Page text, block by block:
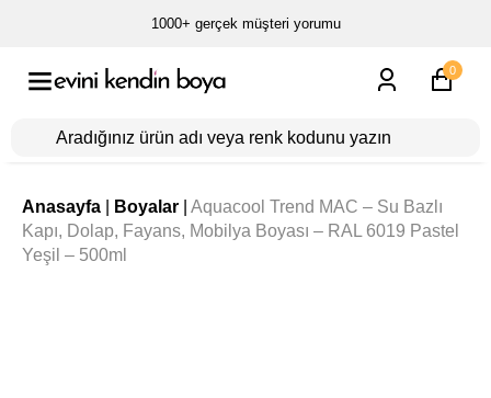
1000+ gerçek müşteri yorumu
0
Anasayfa Boyalar
Aquacool Trend MAC – Su Bazlı
Kapı, Dolap, Fayans, Mobilya Boyası – RAL 6019 Pastel
Yeşil – 500ml